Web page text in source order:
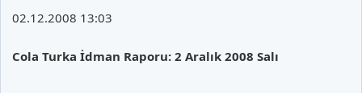
02.12.2008 13:03
Cola Turka İdman Raporu: 2 Aralık 2008 Salı